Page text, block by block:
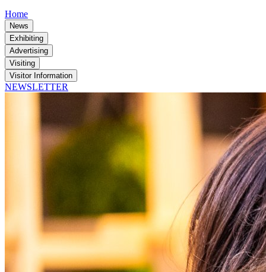
Home
News
Exhibiting
Advertising
Visiting
Visitor Information
NEWSLETTER